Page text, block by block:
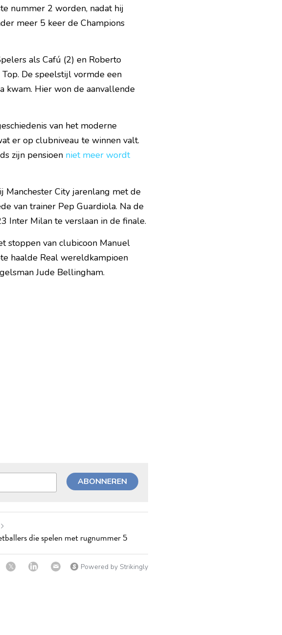
nummer 2 worden, nadat hij
meer 5 keer de Champions
als Cafú (2) en Roberto
De speelstijl vormde een
kwam. Hier won de aanvallende
van het moderne
er op clubniveau te winnen valt.
zijn pensioen niet meer wordt
Manchester City jarenlang met de
van trainer Pep Guardiola. Na de
Inter Milan te verslaan in de finale.
stoppen van clubicoon Manuel
haalde Real wereldkampioen
Jude Bellingham.
ABONNEREN
die spelen met rugnummer 5
Powered by Strikingly